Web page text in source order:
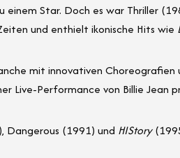
einem Star. Doch es war Thriller
und enthielt ikonische Hits wie
mit innovativen Choreografien
Live-Performance von Billie Jean
Dangerous (1991) und HIStory